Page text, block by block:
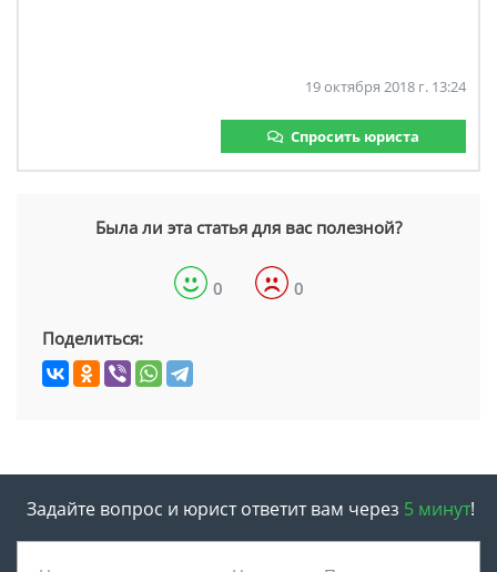
19 октября 2018 г. 13:24
Спросить юриста
Была ли эта статья для вас полезной?
0 0
Поделиться:
Задайте вопрос и юрист ответит вам через 5 минут!